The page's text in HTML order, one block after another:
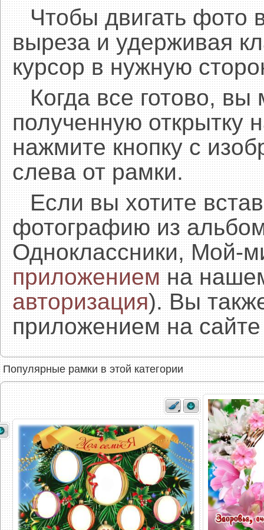
Чтобы двигать фото
выреза и удерживая
курсор в нужную
Когда все готово,
полученную открытку
нажмите кнопку с
слева от рамки.
Если вы хотите
фотографию из
Одноклассники, Мой-
приложениемна нашем
авторизация). Вы
приложением на сайте
Популярные рамки в этой категории